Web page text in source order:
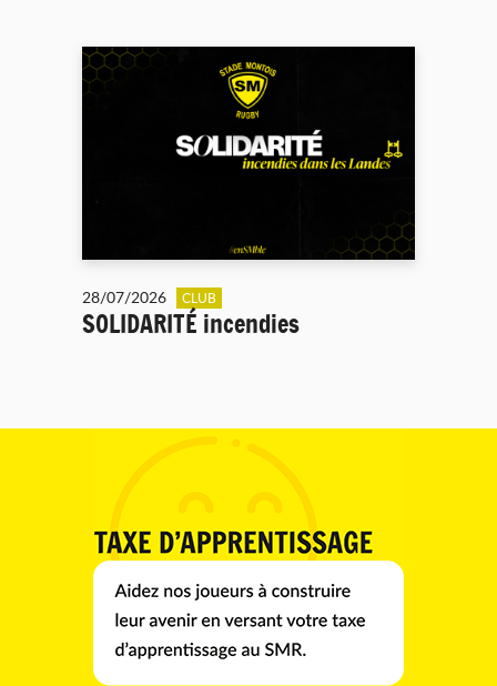
28/07/2026 CLUB
SOLIDARITÉ incendies